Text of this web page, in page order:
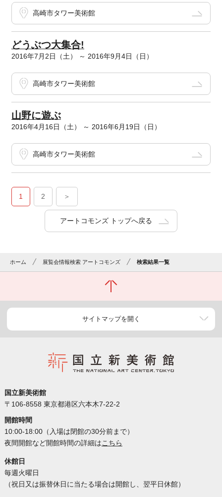
高崎市タワー美術館
どうぶつ大集合!
2016年7月2日（土） ～ 2016年9月4日（日）
高崎市タワー美術館
山野に遊ぶ
2016年4月16日（土） ～ 2016年6月19日（日）
高崎市タワー美術館
1 2 ＞
アートコモンズ トップへ戻る
ホーム 展覧会情報検索 アートコモンズ 検索結果一覧
サイトマップを開く
国立新美術館
〒106-8558 東京都港区六本木7-22-2
開館時間
10:00-18:00（入場は閉館の30分前まで）
夜間開館など開館時間の詳細はこちら
休館日
毎週火曜日
（祝日又は振替休日に当たる場合は開館し、翌平日休館）